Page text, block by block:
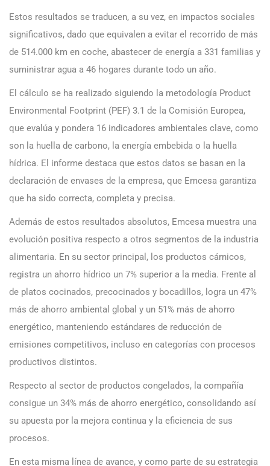
Estos resultados se traducen, a su vez, en impactos sociales
significativos, dado que equivalen a evitar el recorrido de más
de 514.000 km en coche, abastecer de energía a 331 familias y
suministrar agua a 46 hogares durante todo un año.
El cálculo se ha realizado siguiendo la metodología Product
Environmental Footprint (PEF) 3.1 de la Comisión Europea,
que evalúa y pondera 16 indicadores ambientales clave, como
son la huella de carbono, la energía embebida o la huella
hídrica. El informe destaca que estos datos se basan en la
declaración de envases de la empresa, que Emcesa garantiza
que ha sido correcta, completa y precisa.
Además de estos resultados absolutos, Emcesa muestra una
evolución positiva respecto a otros segmentos de la industria
alimentaria. En su sector principal, los productos cárnicos,
registra un ahorro hídrico un 7% superior a la media. Frente al
de platos cocinados, precocinados y bocadillos, logra un 47%
más de ahorro ambiental global y un 51% más de ahorro
energético, manteniendo estándares de reducción de
emisiones competitivos, incluso en categorías con procesos
productivos distintos.
Respecto al sector de productos congelados, la compañía
consigue un 34% más de ahorro energético, consolidando así
su apuesta por la mejora continua y la eficiencia de sus
procesos.
En esta misma línea de avance, y como parte de su estrategia